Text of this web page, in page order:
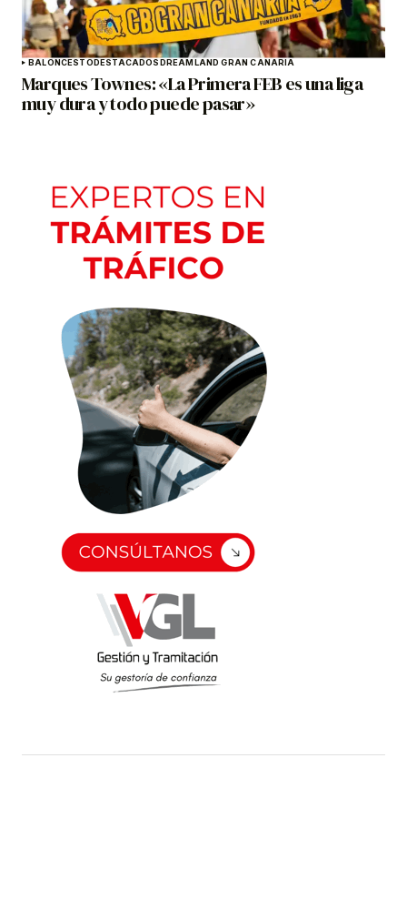
BALONCESTODESTACADOSDREAMLAND GRAN CANARIA
Marques Townes: «La Primera FEB es una liga
muy dura y todo puede pasar»